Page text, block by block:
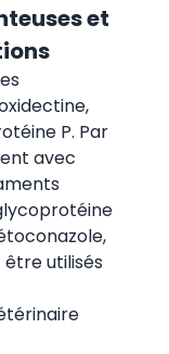
et
P. Par
avec
utilisés